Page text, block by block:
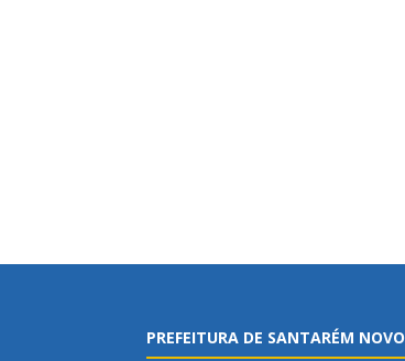
PREFEITURA DE SANTARÉM NOVO